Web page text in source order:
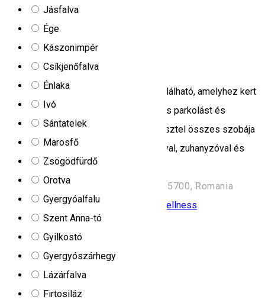
Jásfalva
Ége
Kászonimpér
Csíkjenőfalva
Énlaka
Ivó
Sántatelek
Marosfő
Zsögödfürdő
Orotva
Gyergyóalfalu
Szent Anna-tó
Gyilkostó
Gyergyószárhegy
Lázárfalva
Firtosiláz
1647 Lunca de Jos
Hostel
Alpin Rooms
ALPIN rooms hosztel Maroshévízen található, amelyhez kert
és terasz tartozik. A vendégek ingyenes parkolást és
ingyenes Wifit vehetnek igénybe. A hosztel összes szobája
kábel Tv-vel, hűtővel, saját fürdőszobával, zuhanyzóval és
hajszárítóval rendelkezik.
Strada Avram Iancu Nr 65, Toplița 535700, Romania
Szálloda Úszómedence, strand
SPA, Wellness
Nyitva
ALTUS Hotel & Spa